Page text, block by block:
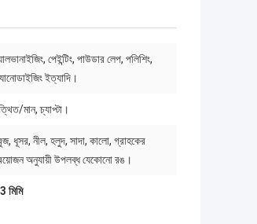
পেইন্টিং, পাউডার লেপ, পলিশিং,
ইত্যাদি।
মান, চ্যাপ্টা।
ধূসর, নীল, হলুদ, সাদা, কালো, গ্রাহকের
অনুযায়ী উপলব্ধ যেকোনো রঙ।
মিমি